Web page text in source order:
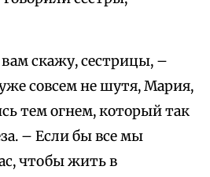
вам скажу, сестрицы, –
совсем не шутя, Мария,
тем огнем, который так
– Если бы все мы
чтобы жить в